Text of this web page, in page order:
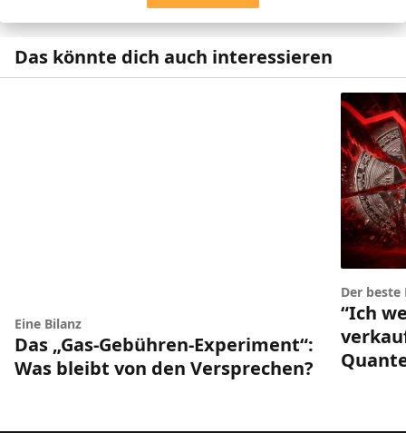
Das könnte dich auch interessieren
Eine Bilanz
Das „Gas-Gebühren-Experiment“:
Was bleibt von den Versprechen?
Der
“Ich